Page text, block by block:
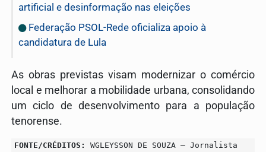
artificial e desinformação nas eleições
Federação PSOL-Rede oficializa apoio à
candidatura de Lula
As obras previstas visam modernizar o comércio
local e melhorar a mobilidade urbana, consolidando
um ciclo de desenvolvimento para a população
tenorense.
FONTE/CRÉDITOS:
WGLEYSSON DE SOUZA – Jornalista